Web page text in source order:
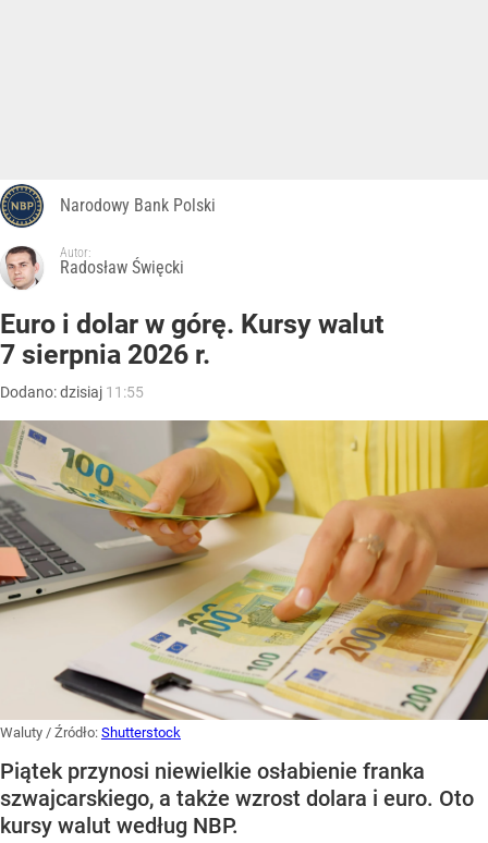
Narodowy Bank Polski
Autor:
Radosław Święcki
Euro i dolar w górę. Kursy walut
7 sierpnia 2026 r.
Dodano:dzisiaj 11:55
Waluty / Źródło: Shutterstock
Piątek przynosi niewielkie osłabienie franka
szwajcarskiego, a także wzrost dolara i euro. Oto
kursy walut według NBP.